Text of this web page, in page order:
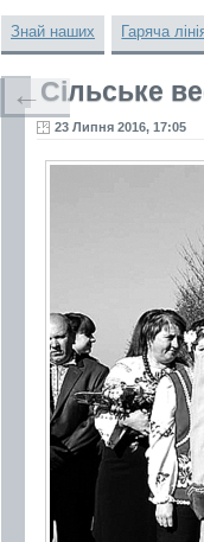
Знай наших Гаряча
Сільське
23 Липня 2016, 17:05
←